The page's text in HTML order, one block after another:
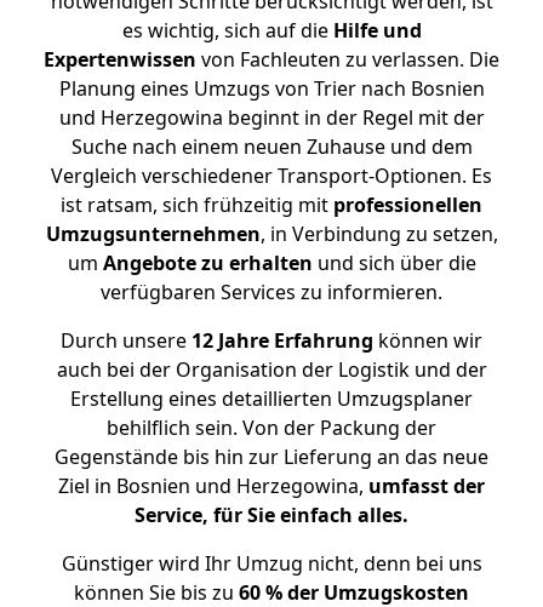
es wichtig, sich auf die Hilfe und
Expertenwissen von Fachleuten zu verlassen. Die
Planung eines Umzugs von Trier nach Bosnien
und Herzegowina beginnt in der Regel mit der
Suche nach einem neuen Zuhause und dem
Vergleich verschiedener Transport-Optionen. Es
ist ratsam, sich frühzeitig mit professionellen
Umzugsunternehmen, in Verbindung zu setzen,
um Angebote zu erhalten und sich über die
verfügbaren Services zu informieren.
Durch unsere 12 Jahre Erfahrung können wir
auch bei der Organisation der Logistik und der
Erstellung eines detaillierten Umzugsplaner
behilflich sein. Von der Packung der
Gegenstände bis hin zur Lieferung an das neue
Ziel in Bosnien und Herzegowina, umfasst der
Service, für Sie einfach alles.
Günstiger wird Ihr Umzug nicht, denn bei uns
können Sie bis zu 60 % der Umzugskosten